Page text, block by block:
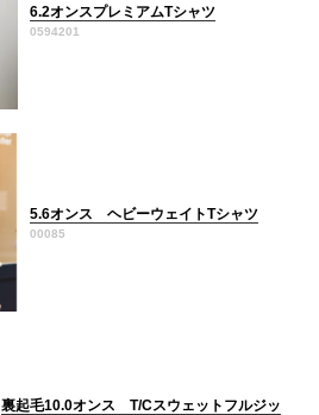
6.2オンスプレミアムTシャツ
0594201
5.6オンス ヘビーウェイトTシャツ
00085
裏起毛10.0オンス T/Cスウェットフルジッ